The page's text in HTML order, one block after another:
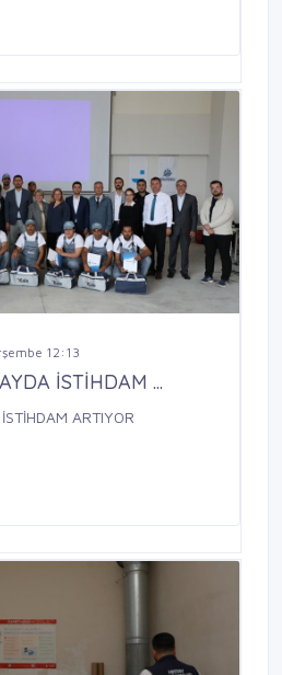
12:13
İSTİHDAM ...
ARTIYOR